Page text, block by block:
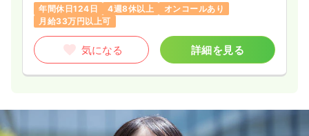
年間休日124日
4週8休以上
オンコールあり
月給33万円以上可
気になる 詳細を見る